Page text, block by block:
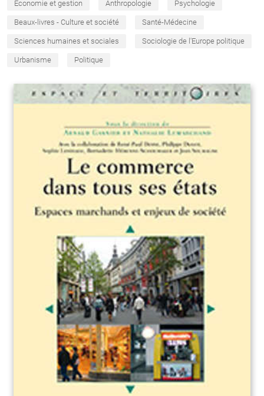
Économie et gestion Anthropologie Psychologie
Beaux-livres - Culture et société Santé-Médecine
Sciences humaines et sociales Sociologie de l'Europe politique
Urbanisme Politique